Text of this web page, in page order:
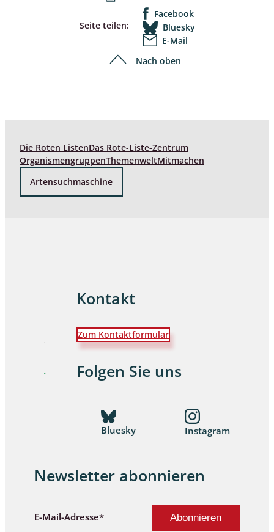
Seite teilen:
Facebook
Bluesky
E-Mail
Nach oben
Die Roten ListenDas Rote-Liste-Zentrum
OrganismengruppenThemenweltMitmachen
Artensuchmaschine
Kontakt
Zum Kontaktformular
Folgen Sie uns
Bluesky Instagram
Newsletter abonnieren
E-Mail-Adresse*